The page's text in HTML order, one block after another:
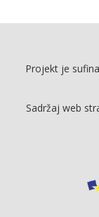
Projekt je
Sadržaj web